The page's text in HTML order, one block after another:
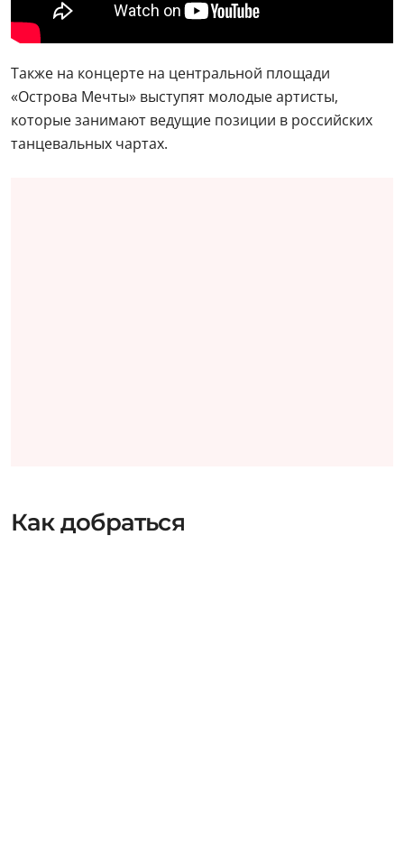
Также на концерте на центральной площади
«Острова Мечты» выступят молодые артисты,
которые занимают ведущие позиции в российских
танцевальных чартах.
Как добраться